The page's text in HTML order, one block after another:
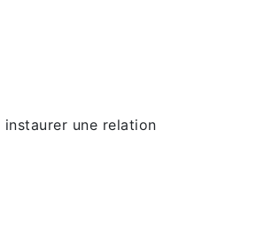
une relation